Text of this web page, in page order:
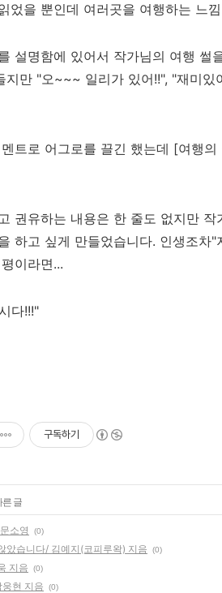
었을 뿐인데 여러곳을 여행하는 느
설명함에 있어서 작가님의 여행 썰
지만 "오~~~ 일리가 있어!!", "재미있
트로 어그로를 끌긴 했는데 [여행
권유하는 내용은 한 줄도 없지만 작
하고 싶게 만들었습니다. 인생조차"
이라면...
다!!!"
구독하기
른 글
소영 (0)
았습니다/ 김예지(코피루왁) 지음 (0)
지음 (0)
현 지음 (0)